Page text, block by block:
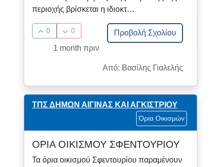
περιοχής βρίσκεται η ιδιοκτ…
0 0
Προβολή Σχολίου
1 month πριν
Από: Βασίλης Γιαλελής
ΤΠΣ ΔΗΜΩΝ ΑΙΓΙΝΑΣ ΚΑΙ ΑΓΚΙΣΤΡΙΟΥ
Όρια Οικισμών
ΟΡΙΑ ΟΙΚΙΣΜΟΥ ΣΦΕΝΤΟΥΡΙΟΥ
Τα όρια οικισμού Σφεντουρίου παραμένουν